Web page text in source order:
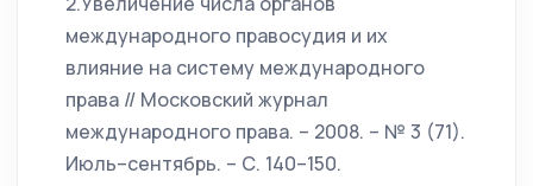
международного правосудия и их
влияние на систему международного
права // Московский журнал
международного права. – 2008. – № 3 (71).
Июль–сентябрь. – С. 140–150.